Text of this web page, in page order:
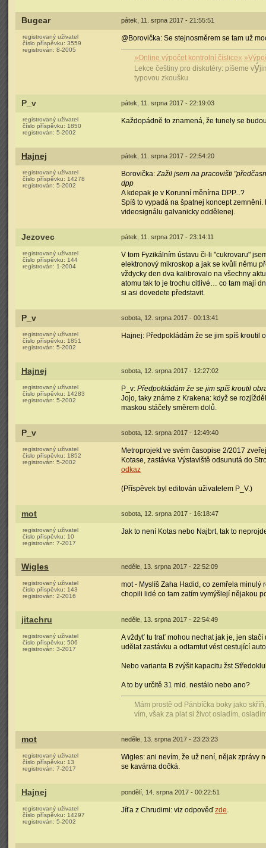
Bugear pátek, 11. srpna 2017 - 21:55:51
registrovaný uživatel
číslo příspěvku: 3559
registrován: 8-2005
@Borovička: Se stejnosměrem se tam už
»Online výpočet kontrolní číslice«
Lekce češtiny pro diskutéry: píšeme vý
typovou zkoušku.
P_v pátek, 11. srpna 2017 - 22:19:03
registrovaný uživatel
číslo příspěvku: 1850
registrován: 5-2002
Každopádně to znamená, že tunely se
Hajnej pátek, 11. srpna 2017 - 22:54:20
registrovaný uživatel
číslo příspěvku: 14278
registrován: 5-2002
Borovička:Zažil jsem na pracovišti
dpp
A kdepak je v Korunní měnírna DPP...?
Spíš to vypadá na špatnej koncept
videosignálu galvanicky oddělenej.
Jezovec pátek, 11. srpna 2017 - 23:14:11
registrovaný uživatel
číslo příspěvku: 144
registrován: 1-2004
V tom Fyzikálním ústavu či-li "cukrovaru"
elektronový mikroskop a jak se kvůli němu
vždycky den dva kalibrovalo na všechny
atomu tak to je trochu citlivé… co tam mají
si asi dovedete představit.
P_v sobota, 12. srpna 2017 - 00:13:41
registrovaný uživatel
číslo příspěvku: 1851
registrován: 5-2002
Hajnej: Předpokládám že se jim spíš kroutil
Hajnej sobota, 12. srpna 2017 - 12:27:02
registrovaný uživatel
číslo příspěvku: 14283
registrován: 5-2002
P_v: Předpokládám že se jim spíš kroutil
Jojo, taky známe z Krakena: když se
maskou stáčely směrem dolů.
P_v sobota, 12. srpna 2017 - 12:49:40
registrovaný uživatel
číslo příspěvku: 1852
registrován: 5-2002
Metroprojekt ve svém časopise 2/2017
Kotase, zastávka Výstaviště odsunutá do
odkaz
(Příspěvek byl editován uživatelem P_V.)
mot sobota, 12. srpna 2017 - 16:18:47
registrovaný uživatel
číslo příspěvku: 10
registrován: 7-2017
Jak to není Kotas nebo Najbrt, tak to
Wigles neděle, 13. srpna 2017 - 22:52:09
registrovaný uživatel
číslo příspěvku: 143
registrován: 2-2016
mot - Myslíš Zaha Hadid, co zemřela
chopili lidé co tam zatím vymýšlejí nějakou
jitachru neděle, 13. srpna 2017 - 22:54:49
registrovaný uživatel
číslo příspěvku: 506
registrován: 3-2017
A vždyť tu trať mohou nechat jak je, jen
udělat zastávku a odtamtut vést cestující
Nebo varianta B zvýšit kapacitu žst
A to by určitě 31 mld. nestálo nebo ano?
Mám prostě od Pánbíčka boky jako
vím, však za plat si život osladím,
mot neděle, 13. srpna 2017 - 23:23:23
registrovaný uživatel
číslo příspěvku: 13
registrován: 7-2017
Wigles: ani nevím, že už není, nějak zprávy
se kavárna dočká.
Hajnej pondělí, 14. srpna 2017 - 00:22:51
registrovaný uživatel
číslo příspěvku: 14297
registrován: 5-2002
Jíťa z Chrudimi: viz odpověďzde.